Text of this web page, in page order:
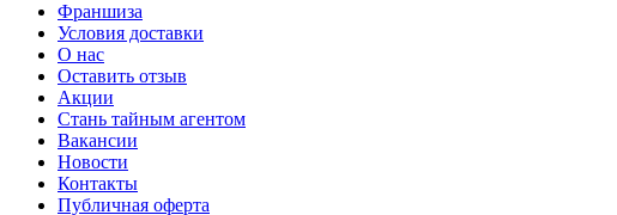
Франшиза
Условия доставки
О нас
Оставить отзыв
Акции
Стань тайным агентом
Вакансии
Новости
Контакты
Публичная оферта